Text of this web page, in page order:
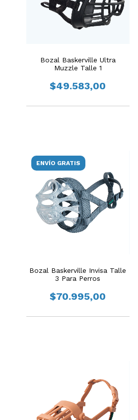
Bozal Baskerville Ultra
Muzzle Talle 1
$49.583,00
ENVÍO GRATIS
Bozal Baskerville Invisa Talle
3 Para Perros
$70.995,00